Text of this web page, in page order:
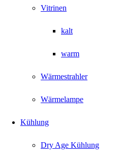
Vitrinen
kalt
warm
Wärmestrahler
Wärmelampe
Kühlung
Dry Age Kühlung